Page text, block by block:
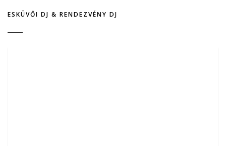
ESKÜVŐI DJ & RENDEZVÉNY DJ